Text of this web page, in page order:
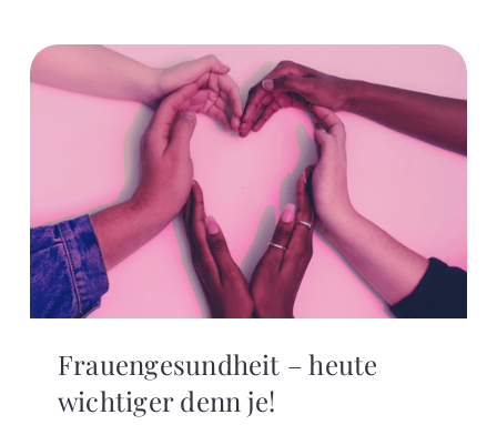
Frauengesundheit – heute
wichtiger denn je!